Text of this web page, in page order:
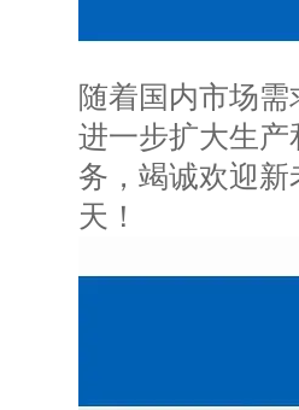
随着国内市场
进一步扩大生
务，竭诚欢迎
天！